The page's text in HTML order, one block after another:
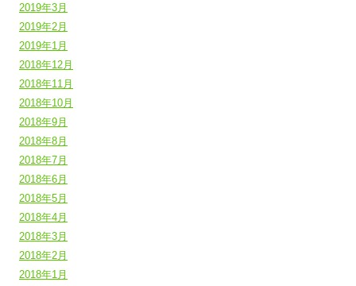
2019年3月
2019年2月
2019年1月
2018年12月
2018年11月
2018年10月
2018年9月
2018年8月
2018年7月
2018年6月
2018年5月
2018年4月
2018年3月
2018年2月
2018年1月